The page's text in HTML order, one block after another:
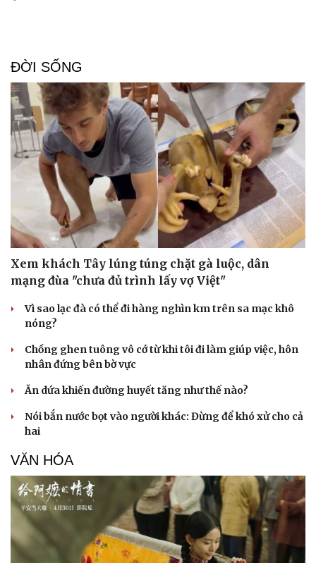
ĐỜI SỐNG
Xem khách Tây lúng túng chặt gà luộc, dân
mạng đùa "chưa đủ trình lấy vợ Việt"
Vì sao lạc đà có thể đi hàng nghìn km trên sa mạc khô
nóng?
Chồng ghen tuông vô cớ từ khi tôi đi làm giúp việc, hôn
nhân đứng bên bờ vực
Ăn dứa khiến đường huyết tăng như thế nào?
Nói bắn nước bọt vào người khác: Đừng để khó xử cho cả
hai
VĂN HÓA